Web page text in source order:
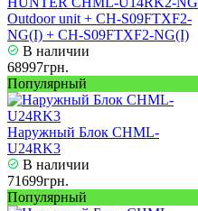
Outdoor unit + CH-S09FTXF2-
NG(I) + CH-S09FTXF2-NG(I)
В наличии
68997грн.
Популярный
Наружный Блок CHML-
U24RK3
В наличии
71699грн.
Популярный